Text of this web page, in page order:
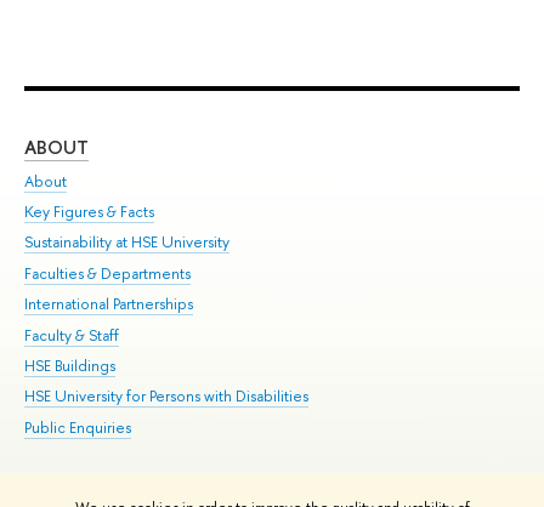
ABOUT
About
Key Figures & Facts
Sustainability at HSE University
Faculties & Departments
International Partnerships
Faculty & Staff
HSE Buildings
HSE University for Persons with Disabilities
Public Enquiries